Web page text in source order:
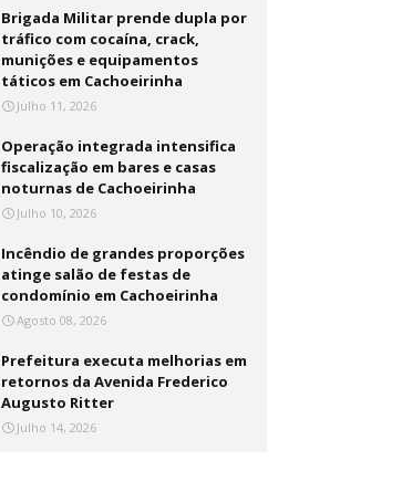
Brigada Militar prende dupla por
tráfico com cocaína, crack,
munições e equipamentos
táticos em Cachoeirinha
Julho 11, 2026
Operação integrada intensifica
fiscalização em bares e casas
noturnas de Cachoeirinha
Julho 10, 2026
Incêndio de grandes proporções
atinge salão de festas de
condomínio em Cachoeirinha
Agosto 08, 2026
Prefeitura executa melhorias em
retornos da Avenida Frederico
Augusto Ritter
Julho 14, 2026